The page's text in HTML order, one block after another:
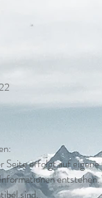
Seite erfolgt auf
sind.